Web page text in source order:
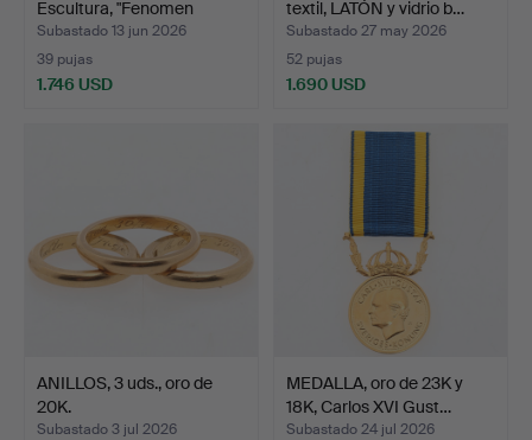
Escultura, "Fenomen
Prisma", …
Subastado 13 jun 2026
39 pujas
1.746 USD
textil, LATÓN y vidrio b…
Subastado 27 may 2026
52 pujas
1.690 USD
ANILLOS, 3 uds., oro de
20K.
Subastado 3 jul 2026
MEDALLA, oro de 23K y
18K, Carlos XVI Gust…
Subastado 24 jul 2026